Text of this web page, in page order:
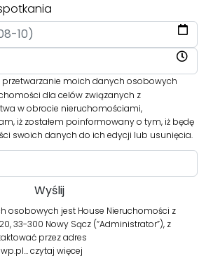
przetwarzanie moich danych osobowych
dla celów związanych z
w obrocie nieruchomościami,
iż zostałem poinformowany o tym, iż będę
swoich danych do ich edycji lub usunięcia.
osobowych jest House Nieruchomości z
33-300 Nowy Sącz (“Administrator”), z
przez adres
czytaj więcej